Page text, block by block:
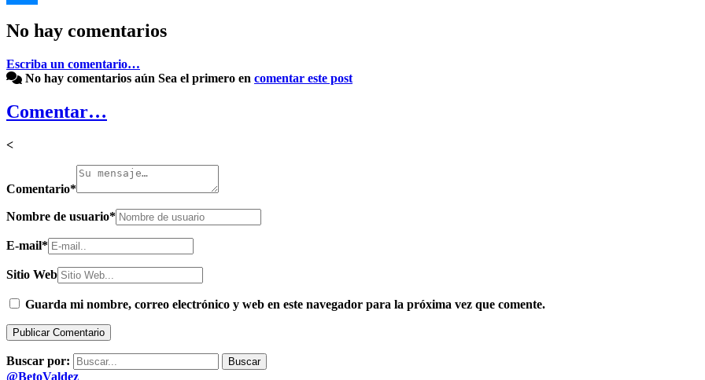
No hay comentarios
Escriba un comentario…
No hay comentarios aún Sea el primero en comentar este post
Comentar…
<
Comentario*
Nombre de usuario*
E-mail*
Sitio Web
Guarda mi nombre, correo electrónico y web en este navegador para la próxima vez que comente.
Buscar por:
@BetoValdez